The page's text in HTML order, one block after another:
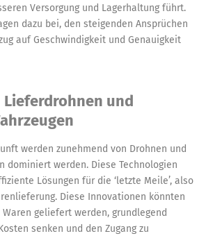
Versorgung und Lagerhaltung führt.
dazu bei, den steigenden Ansprüchen
auf Geschwindigkeit und Genauigkeit
Lieferdrohnen und
werden zunehmend von Drohnen und
dominiert werden. Diese Technologien
Lösungen für die ‘letzte Meile’, also
Diese Innovationen könnten
geliefert werden, grundlegend
senken und den Zugang zu